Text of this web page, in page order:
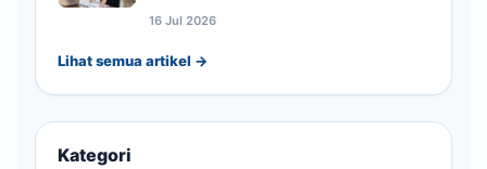
16 Jul 2026
Lihat semua artikel →
Kategori